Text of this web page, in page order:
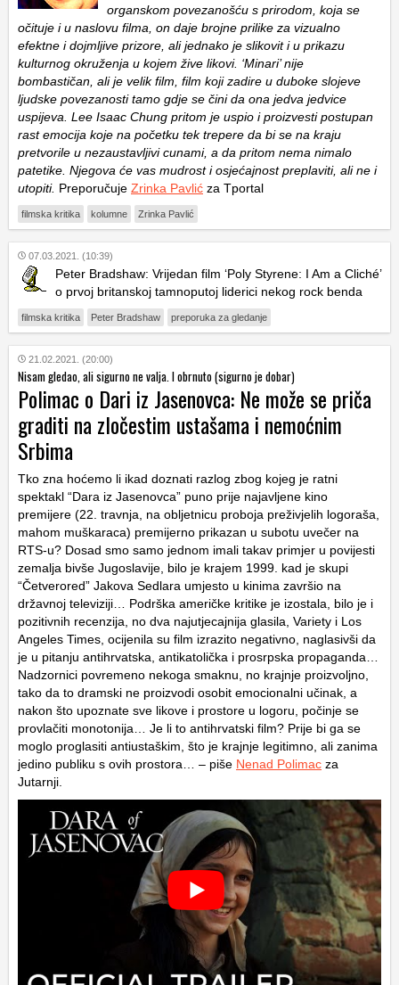
organskom povezanošću s prirodom, koja se
očituje i u naslovu filma, on daje brojne prilike za vizualno
efektne i dojmljive prizore, ali jednako je slikovit i u prikazu
kulturnog okruženja u kojem žive likovi. ‘Minari’ nije
bombastičan, ali je velik film, film koji zadire u duboke slojeve
ljudske povezanosti tamo gdje se čini da ona jedva jedvice
uspijeva. Lee Isaac Chung pritom je uspio i proizvesti postupan
rast emocija koje na početku tek trepere da bi se na kraju
pretvorile u nezaustavljivi cunami, a da pritom nema nimalo
patetike. Njegova će vas mudrost i osjećajnost preplaviti, ali ne i
utopiti. Preporučuje Zrinka Pavlić za Tportal
filmska kritika kolumne Zrinka Pavlić
07.03.2021. (10:39)
Peter Bradshaw: Vrijedan film ‘Poly Styrene: I Am a Cliché’
o prvoj britanskoj tamnoputoj liderici nekog rock benda
filmska kritika Peter Bradshaw preporuka za gledanje
21.02.2021. (20:00)
Nisam gledao, ali sigurno ne valja. I obrnuto (sigurno je dobar)
Polimac o Dari iz Jasenovca: Ne može se priča
graditi na zločestim ustašama i nemoćnim
Srbima
Tko zna hoćemo li ikad doznati razlog zbog kojeg je ratni
spektakl “Dara iz Jasenovca” puno prije najavljene kino
premijere (22. travnja, na obljetnicu proboja preživjelih logoraša,
mahom muškaraca) premijerno prikazan u subotu uvečer na
RTS-u? Dosad smo samo jednom imali takav primjer u povijesti
zemalja bivše Jugoslavije, bilo je krajem 1999. kad je skupi
“Četverored” Jakova Sedlara umjesto u kinima završio na
državnoj televiziji… Podrška američke kritike je izostala, bilo je i
pozitivnih recenzija, no dva najutjecajnija glasila, Variety i Los
Angeles Times, ocijenila su film izrazito negativno, naglasivši da
je u pitanju antihrvatska, antikatolička i prosrpska propaganda…
Nadzornici povremeno nekoga smaknu, no krajnje proizvoljno,
tako da to dramski ne proizvodi osobit emocionalni učinak, a
nakon što upoznate sve likove i prostore u logoru, počinje se
provlačiti monotonija… Je li to antihrvatski film? Prije bi ga se
moglo proglasiti antiustaškim, što je krajnje legitimno, ali zanima
jedino publiku s ovih prostora… – piše Nenad Polimac za
Jutarnji.